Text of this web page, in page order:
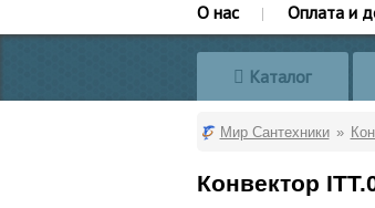
О нас Оплата и
Каталог
Мир Сантехники
Конвектор